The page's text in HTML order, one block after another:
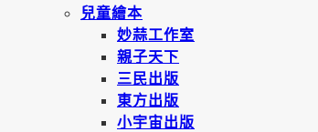
兒童繪本
妙蒜工作室
親子天下
三民出版
東方出版
小宇宙出版